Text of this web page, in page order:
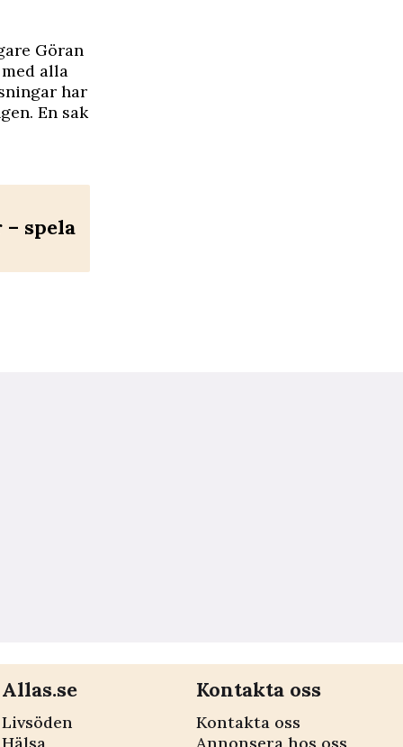
Göran
alla
har
En sak
spela
Allas.se
Livsöden
Kontakta oss
Kontakta oss